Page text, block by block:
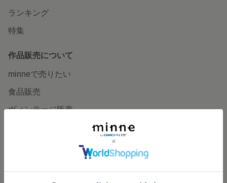
ランキング
特集
作品販売について
minneで売りたい
食品販売
ヴィンテージ販売